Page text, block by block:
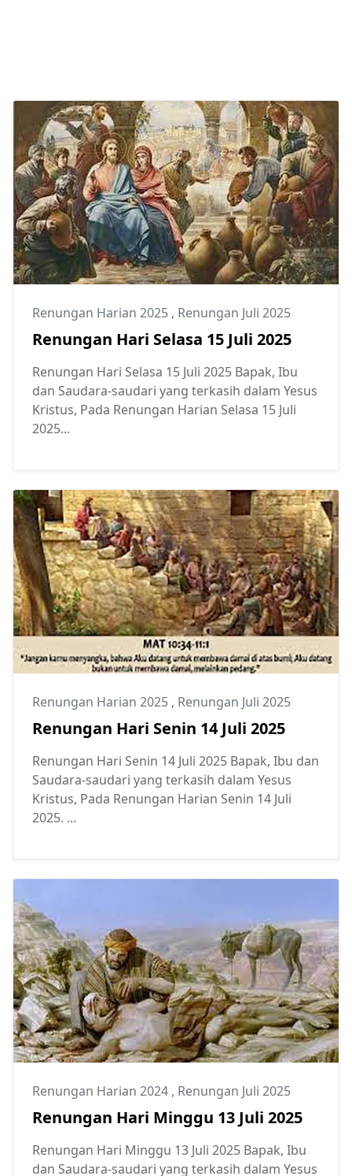
Renungan Harian 2025 , Renungan Juli 2025
Renungan Hari Selasa 15 Juli 2025
Renungan Hari Selasa 15 Juli 2025 Bapak, Ibu
dan Saudara-saudari yang terkasih dalam Yesus
Kristus, Pada Renungan Harian Selasa 15 Juli
2025...
Renungan Harian 2025 , Renungan Juli 2025
Renungan Hari Senin 14 Juli 2025
Renungan Hari Senin 14 Juli 2025 Bapak, Ibu dan
Saudara-saudari yang terkasih dalam Yesus
Kristus, Pada Renungan Harian Senin 14 Juli
2025. ...
Renungan Harian 2024 , Renungan Juli 2025
Renungan Hari Minggu 13 Juli 2025
Renungan Hari Minggu 13 Juli 2025 Bapak, Ibu
dan Saudara-saudari yang terkasih dalam Yesus